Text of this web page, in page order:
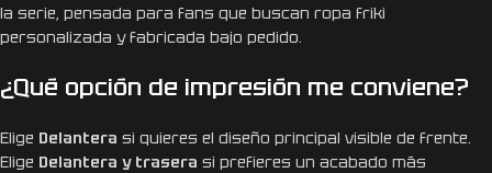
la serie, pensada para fans que buscan ropa friki
personalizada y fabricada bajo pedido.
¿Qué opción de impresión me conviene?
Elige Delantera si quieres el diseño principal visible de frente.
Elige Delantera y trasera si prefieres un acabado más